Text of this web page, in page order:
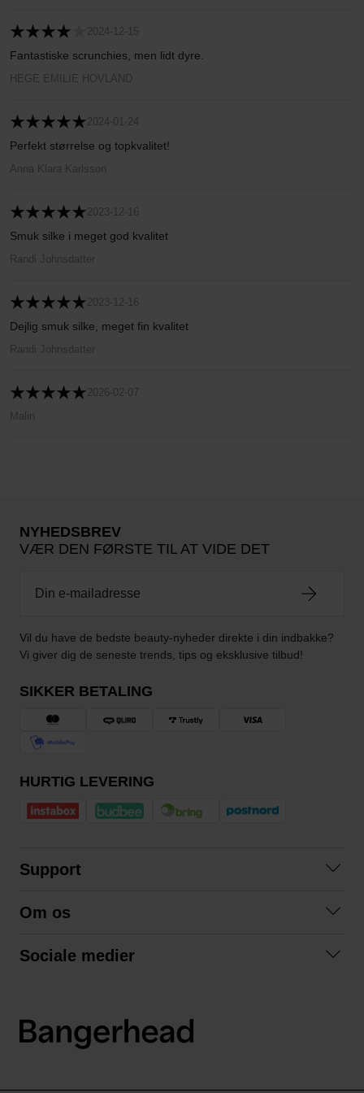
2024-12-15
Fantastiske scrunchies, men lidt dyre.
HEGE EMILIE HOVLAND
2024-01-24
Perfekt størrelse og topkvalitet!
Anna Klara Karlsson
2023-12-16
Smuk silke i meget god kvalitet
Randi Johnsdatter
2023-12-16
Dejlig smuk silke, meget fin kvalitet
Randi Johnsdatter
2026-02-07
Malin
NYHEDSBREV
VÆR DEN FØRSTE TIL AT VIDE DET
Vil du have de bedste beauty-nyheder direkte i din indbakke?
Vi giver dig de seneste trends, tips og eksklusive tilbud!
SIKKER BETALING
HURTIG LEVERING
Support
Betingelser
Om os
Sociale medier
LinkedIn